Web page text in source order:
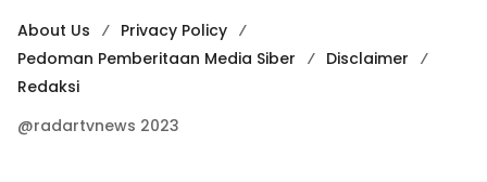
About Us
Privacy Policy
Pedoman Pemberitaan Media Siber
Disclaimer
Redaksi
@radartvnews 2023